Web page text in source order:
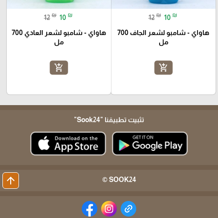
12 ₪ 10 ₪
هاواي - شامبو لشعر الجاف 700
مل
add_shopping_cart
12 ₪ 10 ₪
هاواي - شامبو لشعر العادي 700
مل
add_shopping_cart
تثبيت تطبيقنا "Sook24"
SOOK24 ©
arrow_upward